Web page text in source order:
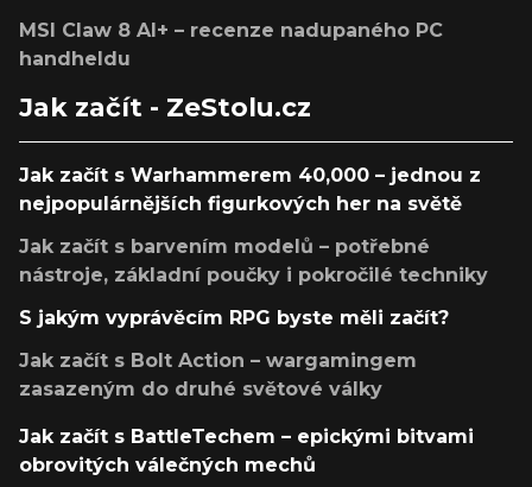
MSI Claw 8 AI+ – recenze nadupaného PC
handheldu
Jak začít - ZeStolu.cz
Jak začít s Warhammerem 40,000 – jednou z
nejpopulárnějších figurkových her na světě
Jak začít s barvením modelů – potřebné
nástroje, základní poučky i pokročilé techniky
S jakým vyprávěcím RPG byste měli začít?
Jak začít s Bolt Action – wargamingem
zasazeným do druhé světové války
Jak začít s BattleTechem – epickými bitvami
obrovitých válečných mechů